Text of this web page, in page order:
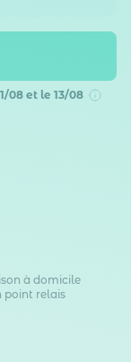
08 et le 13/08
à domicile
point relais